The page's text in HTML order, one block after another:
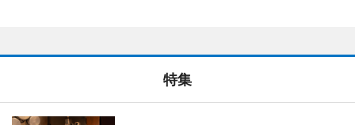
特集